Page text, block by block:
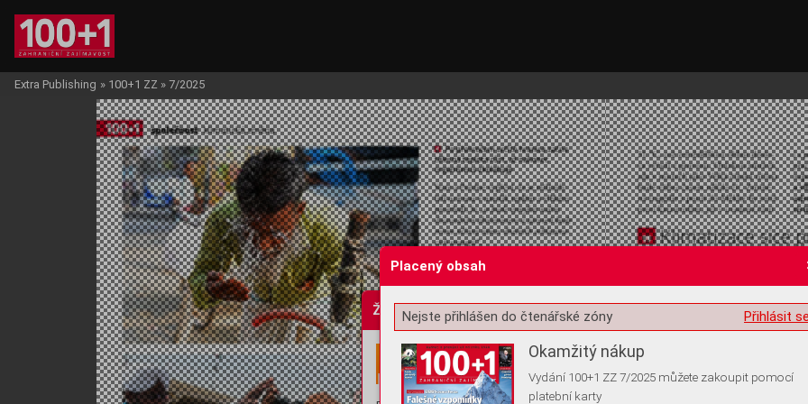
Žádost o souhlas s ukládáním volitelných informací
Extra Publishing » 100+1 ZZ » 7/2025
Placený obsah
Přihlásit
Nejste přihlášen do čtenářské zóny
Okamžitý nákup
Vydání 100+1 ZZ 7/2025 můžete zakoupit pomocí
platební karty